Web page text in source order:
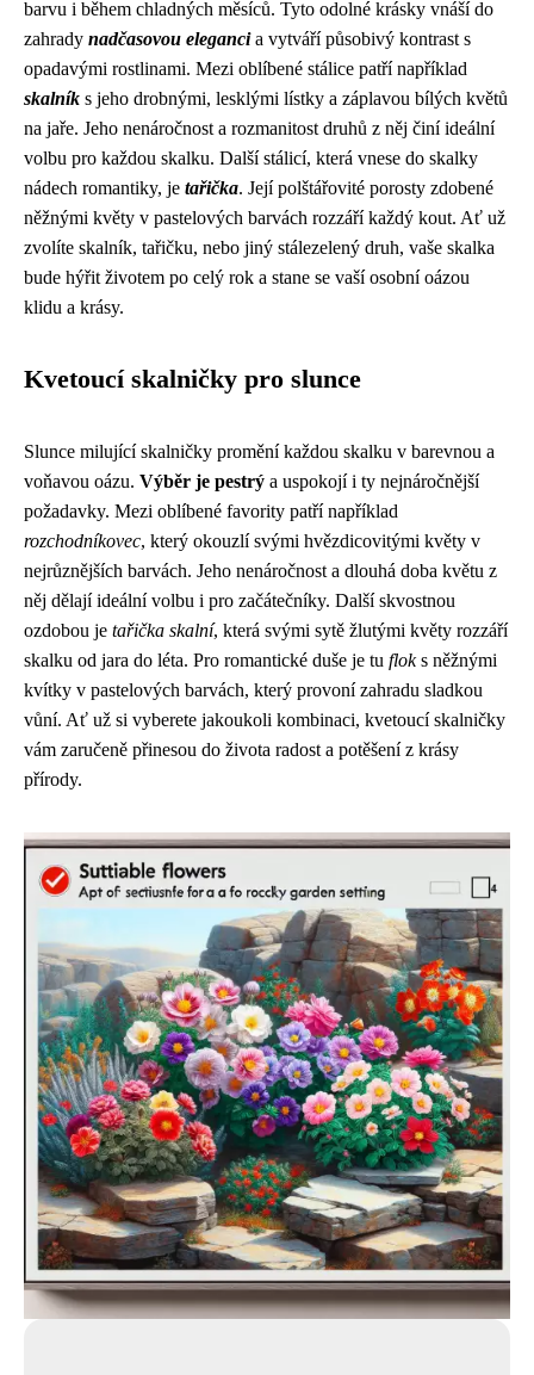
barvu i během chladných měsíců. Tyto odolné krásky vnáší do
zahrady nadčasovou elegancia vytváří působivý kontrast s
opadavými rostlinami. Mezi oblíbené stálice patří například
skalník s jeho drobnými, lesklými lístky a záplavou bílých květů
na jaře. Jeho nenáročnost a rozmanitost druhů z něj činí ideální
volbu pro každou skalku. Další stálicí, která vnese do skalky
nádech romantiky, je tařička. Její polštářovité porosty zdobené
něžnými květy v pastelových barvách rozzáří každý kout. Ať už
zvolíte skalník, tařičku, nebo jiný stálezelený druh, vaše skalka
bude hýřit životem po celý rok a stane se vaší osobní oázou
klidu a krásy.
Kvetoucí skalničky pro slunce
Slunce milující skalničky promění každou skalku v barevnou a
voňavou oázu. Výběr je pestrý a uspokojí i ty nejnáročnější
požadavky. Mezi oblíbené favority patří například
rozchodníkovec, který okouzlí svými hvězdicovitými květy v
nejrůznějších barvách. Jeho nenáročnost a dlouhá doba květu z
něj dělají ideální volbu i pro začátečníky. Další skvostnou
ozdobou je tařička skalní, která svými sytě žlutými květy rozzáří
skalku od jara do léta. Pro romantické duše je tu floks něžnými
kvítky v pastelových barvách, který provoní zahradu sladkou
vůní. Ať už si vyberete jakoukoli kombinaci, kvetoucí skalničky
vám zaručeně přinesou do života radost a potěšení z krásy
přírody.